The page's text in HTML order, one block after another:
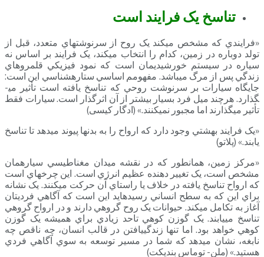
تناسخ يک فرايند است
«فرايندي که مشخص مي­کند يک روح از سرنوشت­هاي متعدد، قبل از
تولد دوباره در زمين، کدام را انتخاب مي­کند، يک فرايند بر اساس نه
سياره در سيستم خورشيديمان است که نمود فيزيکي قلمروهاي
زندگي پس از مرگ مي­باشد. مفهومم اساسي ستاره­شناسي اين است:
جايگاه سيارات بر سرنوشت روحي که تناسخ يافته است تأثير مي­
گذارد. هرچند ميل فرد بسيار بيشتر از آن اثرگذار است. سيارات فقط
تأثير مي­گذارند اما مجبور نمي­کنند.» (ادگار کیسی)
«يک فرايند بهشتي وجود دارد که ارواح را به بدن­ها پيوند مي­دهد تا تناسخ
يابند.» (پلاتو)
«مرکز زمين، همانطور که در نقشه ميدان مغناطيسي سياره­مان
مشخص است، يک تغيير دهنده عظيم انرژي است. اين چرخه­اي است
که ارواح تناسخ يافته در خلاف يا راستاي آن حرکت مي­کنند. يک نشانه
براي اين که به سطح انساني رسيده­ايد اين است که آگاهي فردي­تان
آغاز به تکامل مي­کند. حيوانات يک روح گروهي دارند و در ارواح گروهي
تناسخ مي­يابند. يک گوزن کوهي تاحد زيادي براي هميشه يک گوزن
کوهي خواهد بود. اما تنها زندگييافتن در قالب انسان، چه ناقص چه
نابغه، نشان مي­دهد که شما در مسير توسعه به سوي آگاهي فردي
هستيد.» (ملن- توماس بنديکت)